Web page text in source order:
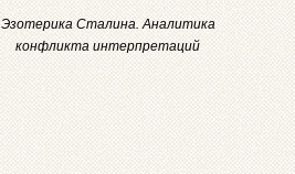
Эзотерика Сталина. Аналитика
конфликта интерпретаций